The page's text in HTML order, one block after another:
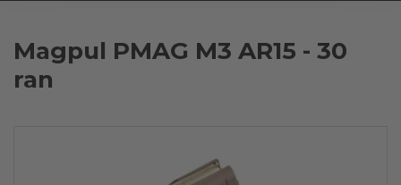
Magpul PMAG M3 AR15 - 30
ran